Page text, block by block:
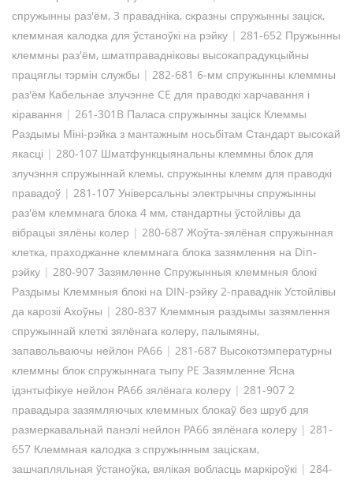
спружынны раз'ём, 3 правадніка, скразны спружынны заціск,
клеммная калодка для ўстаноўкі на рэйку | 281-652 Пружынны
клеммны раз'ём, шматправадніковы высокапрадукцыйны
працяглы тэрмін службы | 282-681 6-мм спружынны клеммны
раз'ём Кабельнае злучэнне CE для праводкі харчавання і
кіравання | 261-301B Паласа спружынны заціск Клеммы
Раздымы Міні-рэйка з мантажным носьбітам Стандарт высокай
якасці | 280-107 Шматфункцыянальны клеммны блок для
злучэння спружыннай клемы, спружынны клемм для праводкі
правадоў | 281-107 Універсальны электрычны спружынны
раз'ём клеммнага блока 4 мм, стандартны ўстойлівы да
вібрацыі зялёны колер | 280-687 Жоўта-зялёная спружынная
клетка, праходжанне клеммнага блока зазямлення на Din-
рэйку | 280-907 Зазямленне Спружынныя клеммныя блокі
Раздымы Клеммныя блокі на DIN-рэйку 2-праваднік Устойлівы
да карозіі Ахоўны | 280-837 Клеммныя раздымы зазямлення
спружыннай клеткі зялёнага колеру, палымяны,
запавольваючы нейлон PA66 | 281-687 Высокотэмпературны
клеммны блок спружыннага тыпу PE Зазямленне Ясна
ідэнтыфікуе нейлон PA66 зялёнага колеру | 281-907 2
правадыра зазямляючых клеммных блокаў без шруб для
размеркавальнай панэлі нейлон PA66 зялёнага колеру | 281-
657 Клеммная калодка з спружынным заціскам,
зашчапляльная ўстаноўка, вялікая вобласць маркіроўкі | 284-